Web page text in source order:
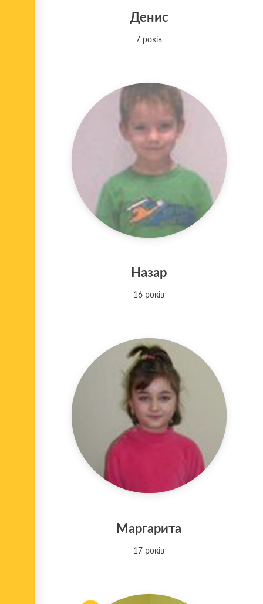
Денис
7 років
Назар
16 років
Маргарита
17 років